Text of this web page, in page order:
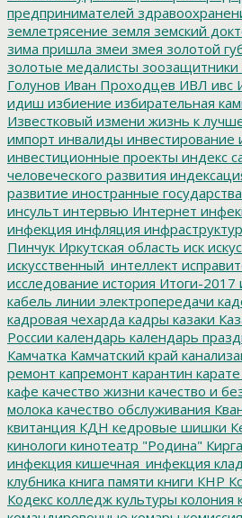
предпринимателей
землетрясение земля земский
зима пришла змеи змея золотой
золотые медалисты зоозащитники
Голунов Иван Проходцев ИВЛ ивс
идиш избиение избирательная
Известковый измени жизнь к
импорт инвалиды инвестирование
инвестиционные проекты индекс
человеческого развития
развитие иностранные государства
инсульт интервью Интернет
инфекция инфляция
Пинчук Иркутская область иск
искусственный_интеллект
исследование история Итоги-2017
кабель линии электропередачи
кадровая чехарда кадры казаки
России календарь календарь
Камчатка Камчатский край
ремонт капремонт карантин карате
кафе качество жизни качество и
молока качество обслуживания
квитанция КДН кедровые шишки
кинологи кинотеатр "Родина" Кирга
инфекция кишечная_инфекция
клубника книга памяти книги КНР
Кодекс колледж культуры колония